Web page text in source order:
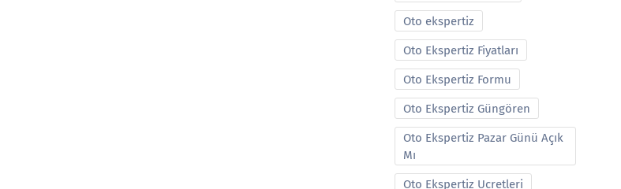
Oto ekspertiz
Oto Ekspertiz Fiyatları
Oto Ekspertiz Formu
Oto Ekspertiz Güngören
Oto Ekspertiz Pazar Günü Açık
Mı
Oto Ekspertiz Ucretleri